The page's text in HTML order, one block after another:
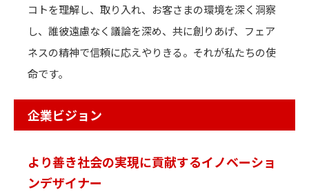
コトを理解し、取り入れ、お客さまの環境を深く洞察
し、誰彼遠慮なく議論を深め、共に創りあげ、フェア
ネスの精神で信頼に応えやりきる。それが私たちの使
命です。
企業ビジョン
より善き社会の実現に貢献するイノベーショ
ンデザイナー